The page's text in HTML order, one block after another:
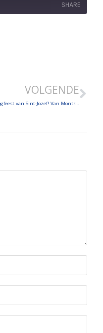
SHARE
VOLGENDE
Hoogfeest van Sint-Jozef! Van Montréal naar Itapiranga. Hoe komen de Jozefieten aan hun naam?